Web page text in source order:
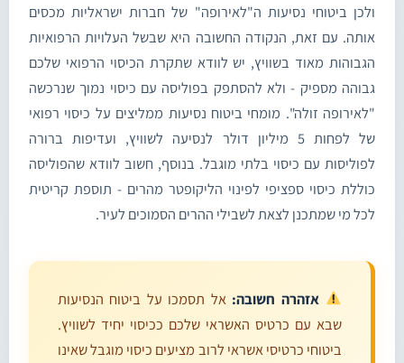
ולכן ביטוחי נסיעות ה"לאירופה" של חברות ישראליות מכסים
אותה. עם זאת, הנקודה החשובה היא שבשל העלויות הרפואיות
הגבוהות מאוד בשוויץ, יש לוודא שתקרת הכיסוי הרפואי שלכם
גבוהה מספיק - ולא להסתפק בפוליסה עם כיסוי נמוך שנרכשה
"לאירופה זולה". מומחי ביטוח נסיעות ממליצים על כיסוי רפואי
של לפחות 5 מיליון דולר לנסיעה לשוויץ, ועדיפות ברורה
לפוליסות עם כיסוי בלתי מוגבל. בנוסף, חשוב לוודא שהפוליסה
כוללת כיסוי ספציפי לפינוי הליקופטר מהרים - תוספת קריטית
לכל מי שמתכנן לצאת לשבילי ההרים הסמוכים לעיר.
אזהרה חשובה:אל תסמכו על ביטוח הנסיעות
שבא עם כרטיס האשראי שלכם ככיסוי יחיד לשוויץ.
ביטוחי כרטיסי אשראי לרוב מציעים כיסוי מוגבל שאינו